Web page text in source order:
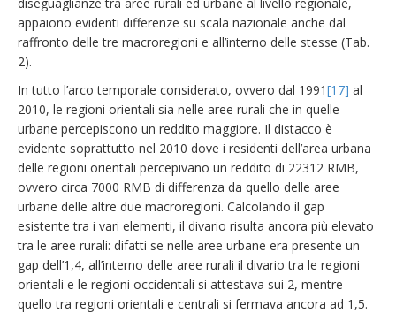
appaiono evidenti differenze su scala nazionale anche dal
raffronto delle tre macroregioni e all’interno delle stesse (Tab.
2).
In tutto l’arco temporale considerato, ovvero dal 1991[17] al
2010, le regioni orientali sia nelle aree rurali che in quelle
urbane percepiscono un reddito maggiore. Il distacco è
evidente soprattutto nel 2010 dove i residenti dell’area urbana
delle regioni orientali percepivano un reddito di 22312 RMB,
ovvero circa 7000 RMB di differenza da quello delle aree
urbane delle altre due macroregioni. Calcolando il gap
esistente tra i vari elementi, il divario risulta ancora più elevato
tra le aree rurali: difatti se nelle aree urbane era presente un
gap dell’1,4, all’interno delle aree rurali il divario tra le regioni
orientali e le regioni occidentali si attestava sui 2, mentre
quello tra regioni orientali e centrali si fermava ancora ad 1,5.